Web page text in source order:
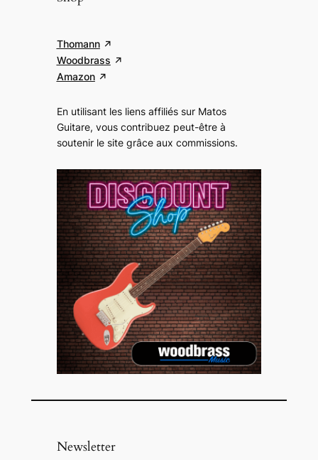
Thomann
Woodbrass
Amazon
En utilisant les liens affiliés sur Matos
Guitare, vous contribuez peut-être à
soutenir le site grâce aux commissions.
Newsletter